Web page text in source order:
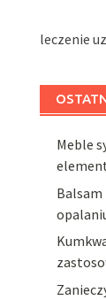
leczenie
Meble
Balsam